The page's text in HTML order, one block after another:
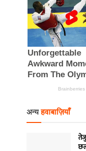
अन्य हवाबाज़ियाँ